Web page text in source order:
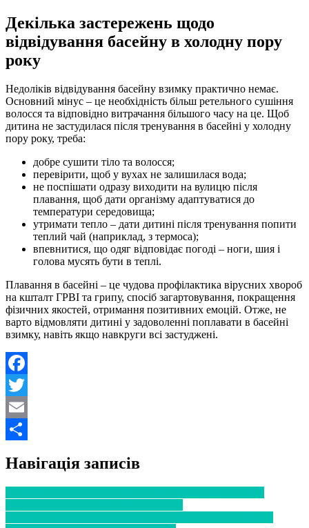
Декілька застережень щодо
відвідування басейну в холодну пору
року
Недоліків відвідування басейну взимку практично немає.
Основний мінус – це необхідність більш ретельного сушіння
волосся та відповідно витрачання більшого часу на це. Щоб
дитина не застудилася після тренування в басейні у холодну
пору року, треба:
добре сушити тіло та волосся;
перевірити, щоб у вухах не залишилася вода;
не поспішати одразу виходити на вулицю після
плавання, щоб дати організму адаптуватися до
температури середовища;
утримати тепло – дати дитині після тренування попити
теплий чай (наприклад, з термоса);
впевнитися, що одяг відповідає погоді – ноги, шия і
голова мусять бути в теплі.
Плавання в басейні – це чудова профілактика вірусних хвороб
на кшталт ГРВІ та грипу, спосіб загартовування, покращення
фізичних якостей, отримання позитивних емоцій. Отже, не
варто відмовляти дитині у задоволенні поплавати в басейні
взимку, навіть якщо навкруги всі застуджені.
Facebook
Twitter
Email
Навігація записів